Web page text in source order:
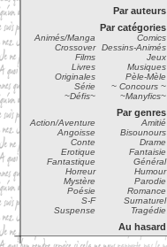
Par auteurs
Par catégories
Animés/Manga
Comics
Crossover
Dessins-Animés
Films
Jeux
Livres
Musiques
Originales
Pèle-Mèle
Série
~ Concours ~
~Défis~
~Manyfics~
Par genres
Action/Aventure
Amitié
Angoisse
Bisounours
Conte
Drame
Erotique
Fantaisie
Fantastique
Général
Horreur
Humour
Mystère
Parodie
Poésie
Romance
S-F
Surnaturel
Suspense
Tragédie
Au hasard